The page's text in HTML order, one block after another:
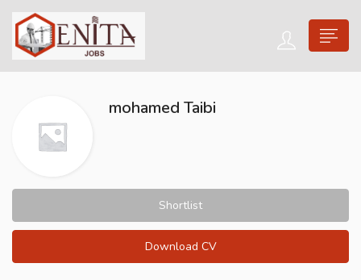
mohamed Taibi
Shortlist
Download CV